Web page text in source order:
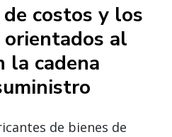
costos y los
orientados al
la cadena
de bienes de